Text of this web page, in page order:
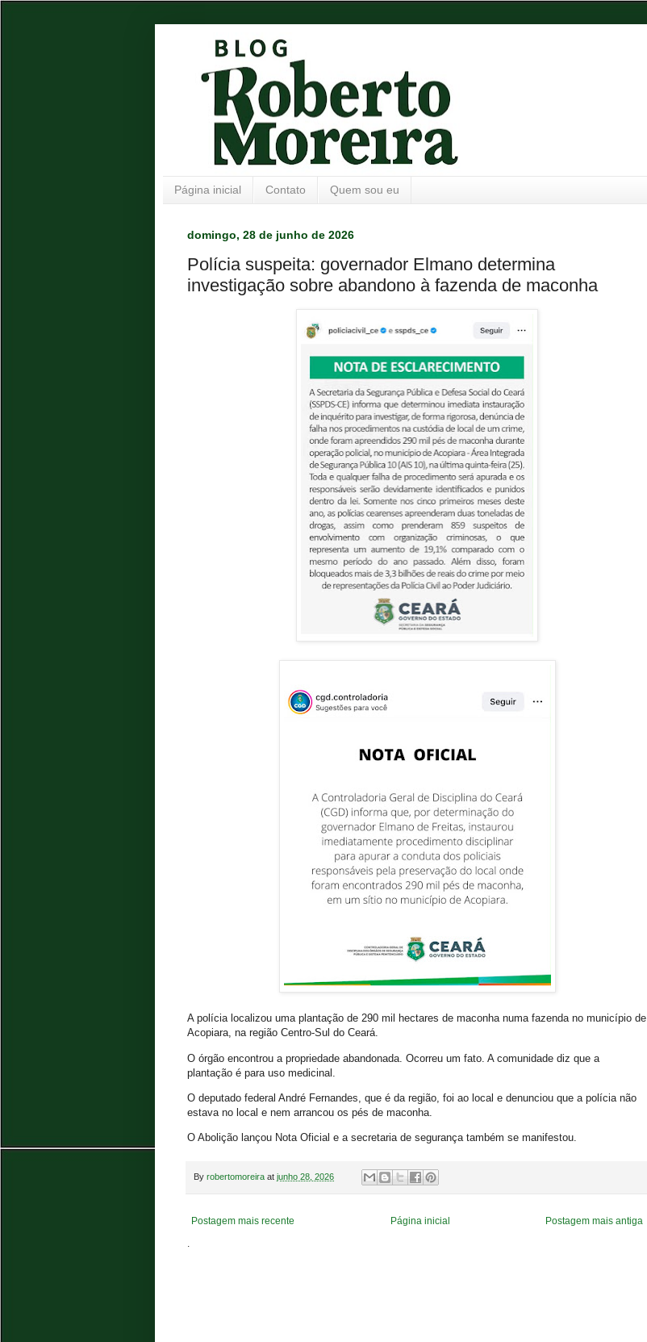
Página inicial Contato Quem sou eu
domingo, 28 de junho de 2026
Polícia suspeita: governador Elmano determina
investigação sobre abandono à fazenda de maconha
A polícia localizou uma plantação de 290 mil hectares de maconha numa fazenda no município de
Acopiara, na região Centro-Sul do Ceará.
O órgão encontrou a propriedade abandonada. Ocorreu um fato. A comunidade diz que a
plantação é para uso medicinal.
O deputado federal André Fernandes, que é da região, foi ao local e denunciou que a polícia não
estava no local e nem arrancou os pés de maconha.
O Abolição lançou Nota Oficial e a secretaria de segurança também se manifestou.
By robertomoreira at junho 28, 2026
Postagem mais recente Postagem mais antiga
Página inicial
.